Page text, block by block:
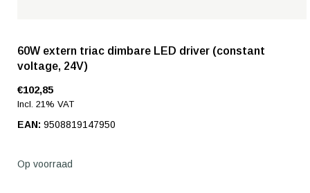
60W extern triac dimbare LED driver (constant
voltage, 24V)
€102,85
Incl. 21% VAT
EAN: 9508819147950
Op voorraad